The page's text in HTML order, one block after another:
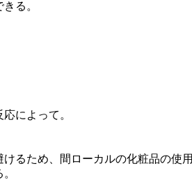
る。
によって。
るため、間ローカルの化粧品の使用